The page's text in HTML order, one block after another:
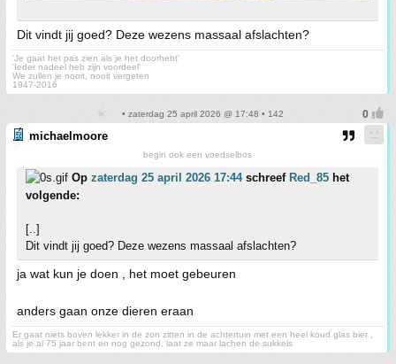
Dit vindt jij goed? Deze wezens massaal afslachten?
'Je gaat het pas zien als je het doorhebt'
'Ieder nadeel heb zijn voordeel'
We zullen je nooit, nooit vergeten
1947-2016
• zaterdag 25 april 2026 @ 17:48 • 142
michaelmoore
begin ook een voedselbos
Op zaterdag 25 april 2026 17:44schreef Red_85 het
volgende:
[..]
Dit vindt jij goed? Deze wezens massaal afslachten?
ja wat kun je doen , het moet gebeuren
anders gaan onze dieren eraan
Er gaat niets boven lekker in de zon zitten in de achtertuin met een heel koud glas bier ,
als je al 75 jaar bent en nog gezond, laat ze maar lachen de sukkels